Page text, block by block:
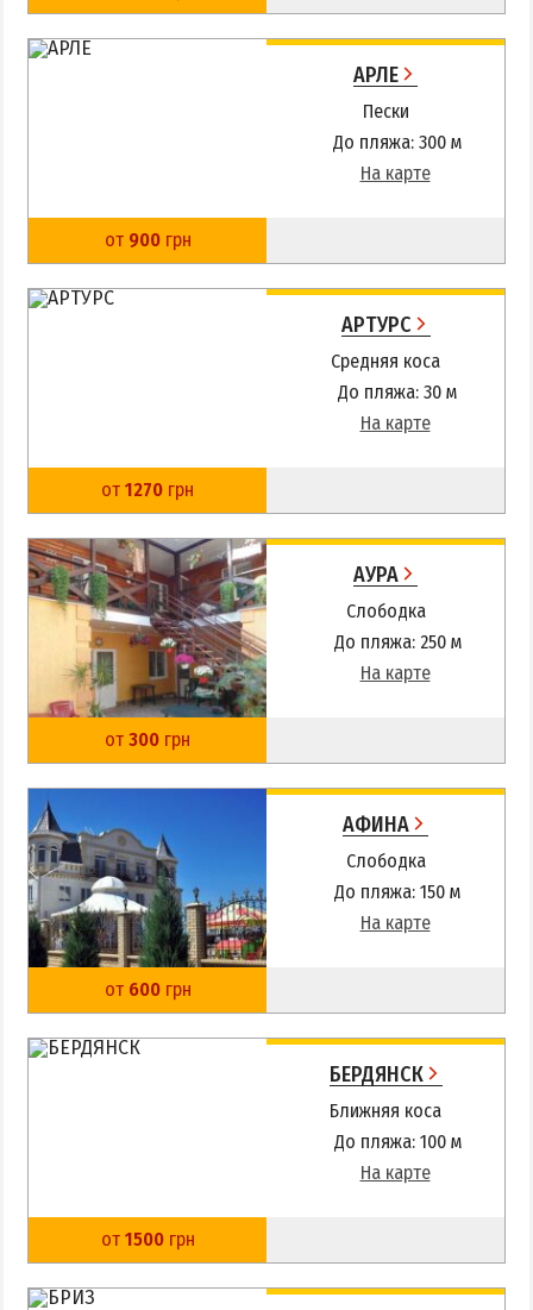
АРЛЕ
Пески
До пляжа: 300 м
На карте
от 900грн
АРТУРС
Средняя коса
До пляжа: 30 м
На карте
от 1270 грн
АУРА
Слободка
До пляжа: 250 м
На карте
от 300 грн
АФИНА
Слободка
До пляжа: 150 м
На карте
от 600грн
БЕРДЯНСК
Ближняя коса
До пляжа: 100 м
На карте
от 1500грн